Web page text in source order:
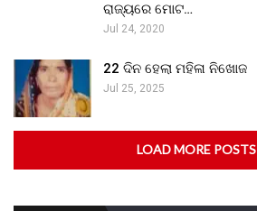
ରାଜ୍ୟରେ ମୋଟ…
Jul 24, 2020
22 ଦିନ ହେଲା ମହିଳା ନିଖୋଜ
Jul 25, 2025
LOAD MORE POSTS